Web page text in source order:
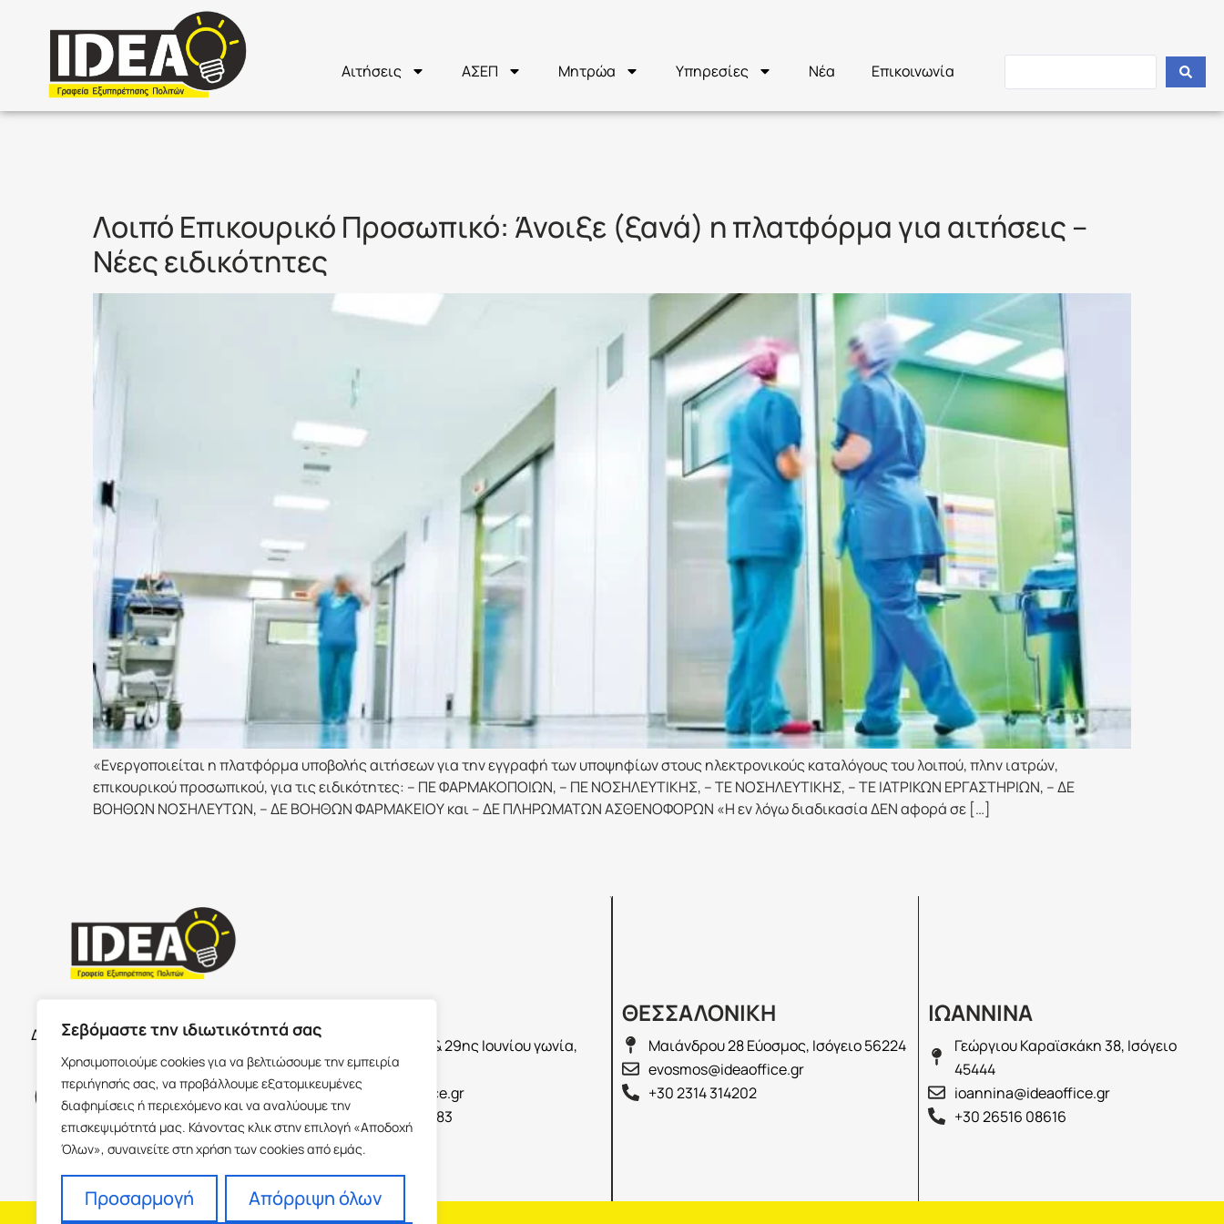
Σεβόμαστε την ιδιωτικότητά σας
Χρησιμοποιούμε cookies για να βελτιώσουμε την εμπειρία
περιήγησής σας, να προβάλλουμε εξατομικευμένες
διαφημίσεις ή περιεχόμενο και να αναλύουμε την
επισκεψιμότητά μας. Κάνοντας κλικ στην επιλογή «Αποδοχή
Όλων», συναινείτε στη χρήση των cookies από εμάς.
Προσαρμογή Απόρριψη όλων
Αιτήσεις ΑΣΕΠ Μητρώα Υπηρεσίες Νέα Επικοινωνία
Λοιπό Επικουρικό Προσωπικό: Άνοιξε (ξανά) η πλατφόρμα για αιτήσεις –
Νέες ειδικότητες
«Ενεργοποιείται η πλατφόρμα υποβολής αιτήσεων για την εγγραφή των υποψηφίων στους ηλεκτρονικούς καταλόγους του λοιπού, πλην ιατρών,
επικουρικού προσωπικού, για τις ειδικότητες: – ΠΕ ΦΑΡΜΑΚΟΠΟΙΩΝ, – ΠΕ ΝΟΣΗΛΕΥΤΙΚΗΣ, – TΕ ΝΟΣΗΛΕΥΤΙΚΗΣ, – ΤΕ ΙΑΤΡΙΚΩΝ ΕΡΓΑΣΤΗΡΙΩΝ, – ΔΕ
ΒΟΗΘΩΝ ΝΟΣΗΛΕΥΤΩΝ, – ΔΕ ΒΟΗΘΩΝ ΦΑΡΜΑΚΕΙΟΥ και – ΔΕ ΠΛΗΡΩΜΑΤΩΝ ΑΣΘΕΝΟΦΟΡΩΝ «Η εν λόγω διαδικασία ΔΕΝ αφορά σε […]
Δευτέρα με Παρασκευή 09:00-17:00
Παύλου Μελά & 29ης Ιουνίου γωνία,
Ισόγειο 62100
info@ideaoffice.gr
+30 23213 02583
ΘΕΣΣΑΛΟΝΙΚΗ
Μαιάνδρου 28 Εύοσμος, Ισόγειο 56224
evosmos@ideaoffice.gr
+30 2314 314202
ΙΩΑΝΝΙΝΑ
Γεώργιου Καραϊσκάκη 38, Ισόγειο
45444
ioannina@ideaoffice.gr
+30 26516 08616